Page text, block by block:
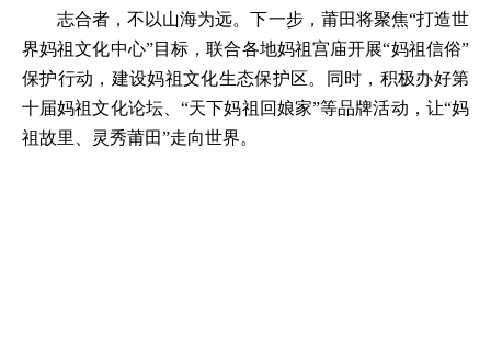
志合者，不以山海为远。下一步，莆田将聚焦“打造世
界妈祖文化中心”目标，联合各地妈祖宫庙开展“妈祖信俗”
保护行动，建设妈祖文化生态保护区。同时，积极办好第
十届妈祖文化论坛、“天下妈祖回娘家”等品牌活动，让“妈
祖故里、灵秀莆田”走向世界。